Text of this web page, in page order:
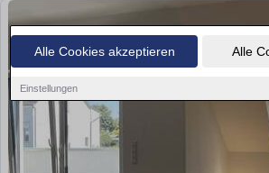
Alle Cookies akzeptieren Alle
Einstellungen